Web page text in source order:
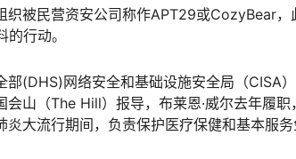
织被民营资安公司称作APT29或CozyBear
行动。
部(DHS)网络安全和基础设施安全局（CISA
会山（The Hill）报导，布莱恩·威尔去年履
炎大流行期间，负责保护医疗保健和基本服务